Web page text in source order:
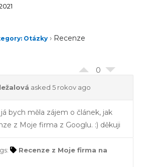
Otázky› Recenze
0
asked 5 rokov ago
bych měla zájem o článek, jak
z Moje firma z Googlu. :) děkuji
Recenze z Moje firma na